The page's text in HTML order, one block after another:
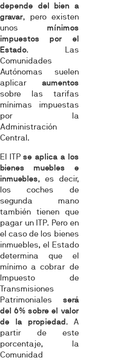
depende del bien a
gravar, pero existen
unos mínimos
impuestos por el
Estado. Las
Comunidades
Autónomas suelen
aplicar aumentos
sobre las tarifas
mínimas impuestas
por la
Administración
Central.
El ITPse aplica a los
bienes muebles e
inmuebles, es decir,
los coches de
segunda mano
también tienen que
pagar un ITP. Pero en
el caso de los bienes
inmuebles, el Estado
determina que el
mínimo a cobrar de
Impuesto de
Transmisiones
Patrimoniales será
del 6% sobre el valor
de la propiedad. A
partir de este
porcentaje, la
Comunidad